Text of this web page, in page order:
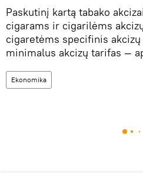
Paskutinį kartą tabako
cigarams ir cigarilėms
cigaretėms specifinis
minimalus akcizų tarifas —
Ekonomika